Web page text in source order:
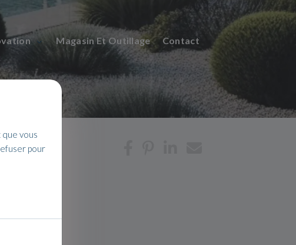
Magasin Et Outillage Contact
vous
pour